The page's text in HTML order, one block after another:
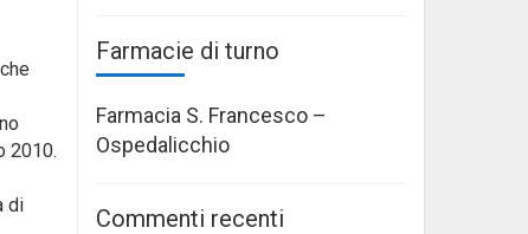
2010.
di
Farmacie di turno
Farmacia S. Francesco –
Ospedalicchio
Commenti recenti